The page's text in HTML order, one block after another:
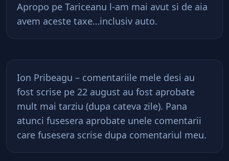
Apropo pe Tariceanu l-am mai avut si de aia
avem aceste taxe…inclusiv auto.
Ion Pribeagu – comentariile mele desi au
fost scrise pe 22 august au fost aprobate
mult mai tarziu (dupa cateva zile). Pana
atunci fusesera aprobate unele comentarii
care fusesera scrise dupa comentariul meu.